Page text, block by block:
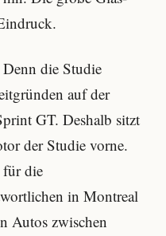
die Studie
auf der
GT. Deshalb sitzt
der Studie vorne.
für die
in Montreal
Autos zwischen